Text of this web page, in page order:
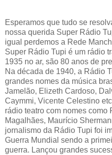
Esperamos que tudo se
nossa querida Super Rádio
igual perdemos a Rede
Super Rádio Tupi é um rádio
1935 no ar, são 80 anos de
Na década de 1940, a Rádio
grandes nomes da música
Jamelão, Elizeth Cardoso,
Caymmi, Vicente Celestino
rádio teatro com nomes como
Magalhães, Maurício
jornalismo da Rádio Tupi foi
Guerra Mundial sendo a
guerra. Lançou grandes